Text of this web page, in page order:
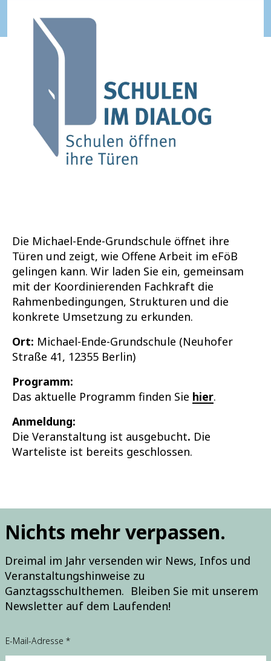
Die Michael-Ende-Grundschule öffnet ihre
Türen und zeigt, wie Offene Arbeit im eFöB
gelingen kann. Wir laden Sie ein, gemeinsam
mit der Koordinierenden Fachkraft die
Rahmenbedingungen, Strukturen und die
konkrete Umsetzung zu erkunden.
Ort: Michael-Ende-Grundschule (Neuhofer
Straße 41, 12355 Berlin)
Programm:
Das aktuelle Programm finden Sie hier.
Anmeldung:
Die Veranstaltung ist ausgebucht. Die
Warteliste ist bereits geschlossen.
Nichts mehr verpassen.
Dreimal im Jahr versenden wir News, Infos und
Veranstaltungshinweise zu
Ganztagsschulthemen. Bleiben Sie mit unserem
Newsletter auf dem Laufenden!
-
M
E-Mail-Adresse *